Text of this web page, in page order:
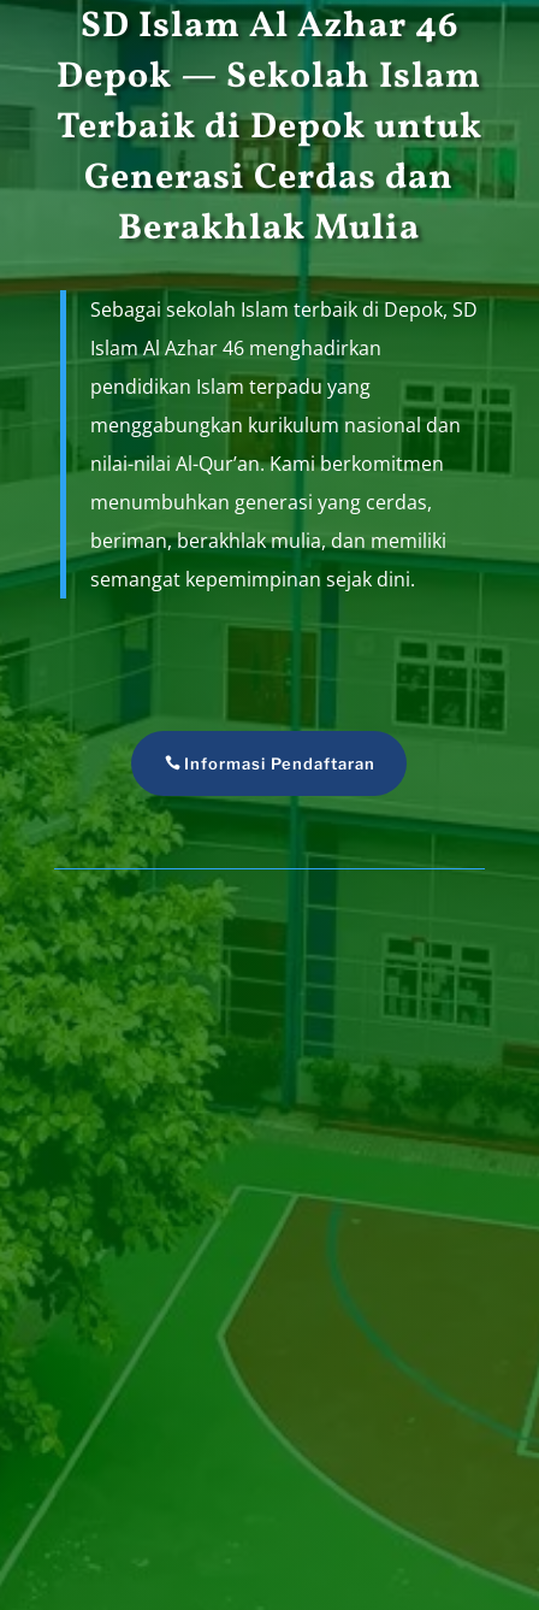
SD Islam Al Azhar 46
Depok — Sekolah Islam
Terbaik di Depok untuk
Generasi Cerdas dan
Berakhlak Mulia
Sebagai sekolah Islam terbaik di Depok, SD
Islam Al Azhar 46 menghadirkan
pendidikan Islam terpadu yang
menggabungkan kurikulum nasional dan
nilai-nilai Al-Qur’an. Kami berkomitmen
menumbuhkan generasi yang cerdas,
beriman, berakhlak mulia, dan memiliki
semangat kepemimpinan sejak dini.
Informasi Pendaftaran